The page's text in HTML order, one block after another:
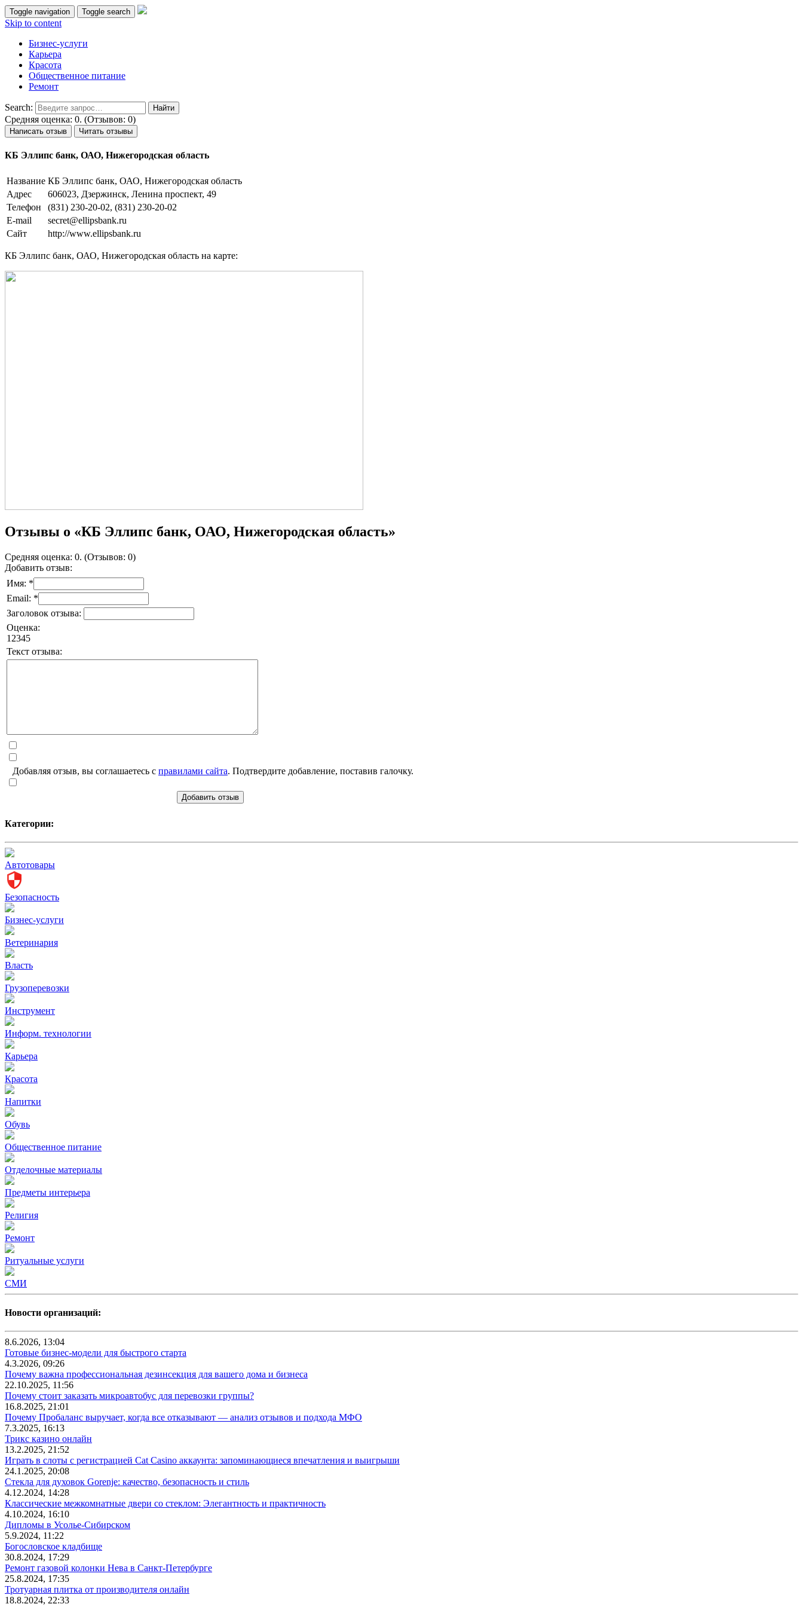
Toggle navigation Toggle search
Skip to content
Бизнес-услуги
Карьера
Красота
Общественное питание
Ремонт
Search:
Средняя оценка: 0. (Отзывов: 0)
Написать отзыв Читать отзывы
КБ Эллипс банк, ОАО, Нижегородская область
Название КБ Эллипс банк, ОАО, Нижегородская область
Адрес
606023, Дзержинск, Ленина проспект, 49
Телефон
(831) 230-20-02, (831) 230-20-02
E-mail
secret@ellipsbank.ru
Сайт
http://www.ellipsbank.ru
КБ Эллипс банк, ОАО, Нижегородская область на карте:
Отзывы о «КБ Эллипс банк, ОАО, Нижегородская область»
Средняя оценка: 0. (Отзывов: 0)
Добавить отзыв:
Имя: *
Email: *
Заголовок отзыва:
Оценка:
1 2345
Текст отзыва:
Добавляя отзыв, вы соглашаетесь с правилами сайта. Подтвердите добавление, поставив галочку.
Добавить отзыв
Категории:
Автотовары
Безопасность
Бизнес-услуги
Ветеринария
Власть
Грузоперевозки
Инструмент
Информ. технологии
Карьера
Красота
Напитки
Обувь
Общественное питание
Отделочные материалы
Предметы интерьера
Религия
Ремонт
Ритуальные услуги
СМИ
Новости организаций:
8.6.2026, 13:04
Готовые бизнес-модели для быстрого старта
4.3.2026, 09:26
Почему важна профессиональная дезинсекция для вашего дома и бизнеса
22.10.2025, 11:56
Почему стоит заказать микроавтобус для перевозки группы?
16.8.2025, 21:01
Почему Пробаланс выручает, когда все отказывают — анализ отзывов и подхода МФО
7.3.2025, 16:13
Трикс казино онлайн
13.2.2025, 21:52
Играть в слоты с регистрацией Cat Casino аккаунта: запоминающиеся впечатления и выигрыши
24.1.2025, 20:08
Стекла для духовок Gorenje: качество, безопасность и стиль
4.12.2024, 14:28
Классические межкомнатные двери со стеклом: Элегантность и практичность
4.10.2024, 16:10
Дипломы в Усолье-Сибирском
5.9.2024, 11:22
Богословское кладбище
30.8.2024, 17:29
Ремонт газовой колонки Нева в Санкт-Петербурге
25.8.2024, 17:35
Тротуарная плитка от производителя онлайн
18.8.2024, 22:33